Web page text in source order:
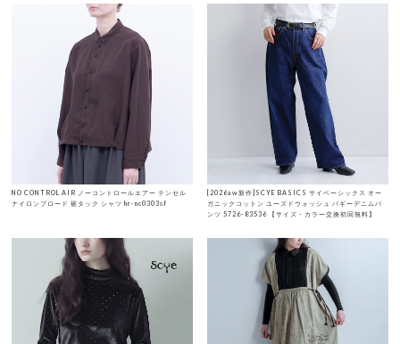
NO CONTROL AIR ノーコントロールエアー テンセル
ナイロンブロード 裾タック シャツ hr-nc0303sf
[2026aw新作]SCYE BASICS サイベーシックス オー
ガニックコットン ユーズドウォッシュ バギーデニムパ
ンツ 5726-83536 【サイズ・カラー交換初回無料】